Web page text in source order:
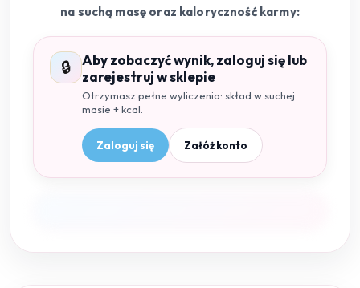
na suchą masę oraz kaloryczność karmy:
🔒
Aby zobaczyć wynik, zaloguj się lub
zarejestruj w sklepie
Otrzymasz pełne wyliczenia: skład w suchej
masie + kcal.
Zaloguj się Załóż konto